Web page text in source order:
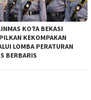
KOTA BEKASI
KEKOMPAKAN
LOMBA PERATURAN
BERBARIS